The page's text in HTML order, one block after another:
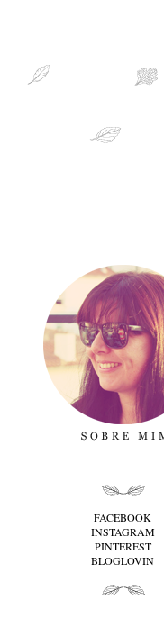
FACEBOOK
INSTAGRAM
PINTEREST
BLOGLOVIN